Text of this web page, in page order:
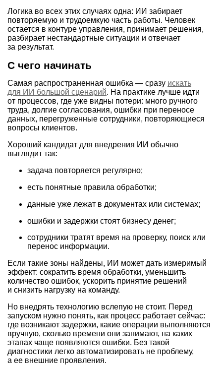
Логика во всех этих случаях одна: ИИ забирает
повторяемую и трудоемкую часть работы. Человек
остается в контуре управления, принимает решения,
разбирает нестандартные ситуации и отвечает
за результат.
С чего начинать
Самая распространенная ошибка — сразу искать
для ИИ большой сценарий. На практике лучше идти
от процессов, где уже видны потери: много ручного
труда, долгие согласования, ошибки при переносе
данных, перегруженные сотрудники, повторяющиеся
вопросы клиентов.
Хороший кандидат для внедрения ИИ обычно
выглядит так:
задача повторяется регулярно;
есть понятные правила обработки;
данные уже лежат в документах или системах;
ошибки и задержки стоят бизнесу денег;
сотрудники тратят время на проверку, поиск или
перенос информации.
Если такие зоны найдены, ИИ может дать измеримый
эффект: сократить время обработки, уменьшить
количество ошибок, ускорить принятие решений
и снизить нагрузку на команду.
Но внедрять технологию вслепую не стоит. Перед
запуском нужно понять, как процесс работает сейчас:
где возникают задержки, какие операции выполняются
вручную, сколько времени они занимают, на каких
этапах чаще появляются ошибки. Без такой
диагностики легко автоматизировать не проблему,
а ее внешние проявления.